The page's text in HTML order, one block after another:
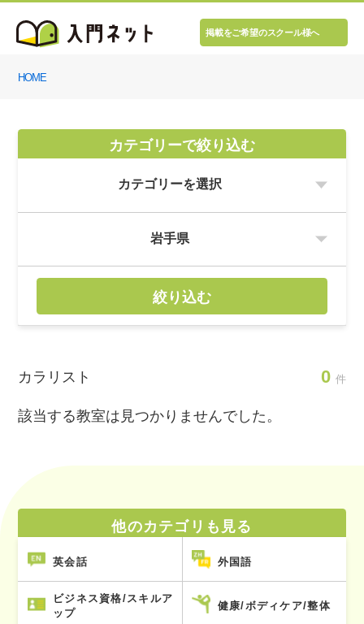
掲載をご希望のスクール様へ
HOME
カテゴリーで絞り込む
絞り込む
カラリスト 0 件
該当する教室は見つかりませんでした。
他のカテゴリも見る
英会話 外国語
ビジネス資格/スキルア
ップ
健康/ボディケア/整体